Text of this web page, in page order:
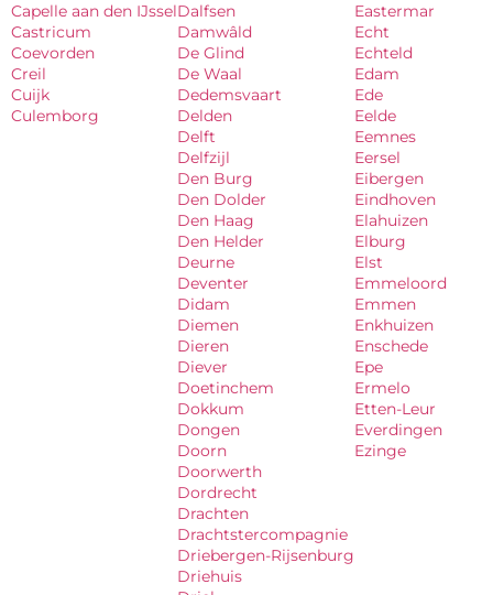
Capelle aan den IJssel
Castricum
Coevorden
Creil
Cuijk
Culemborg
Dalfsen
Damwâld
De Glind
De Waal
Dedemsvaart
Delden
Delft
Delfzijl
Den Burg
Den Dolder
Den Haag
Den Helder
Deurne
Deventer
Didam
Diemen
Dieren
Diever
Doetinchem
Dokkum
Dongen
Doorn
Doorwerth
Dordrecht
Drachten
Drachtstercompagnie
Driebergen-Rijsenburg
Driehuis
Eastermar
Echt
Echteld
Edam
Ede
Eelde
Eemnes
Eersel
Eibergen
Eindhoven
Elahuizen
Elburg
Elst
Emmeloord
Emmen
Enkhuizen
Enschede
Epe
Ermelo
Etten-Leur
Everdingen
Ezinge